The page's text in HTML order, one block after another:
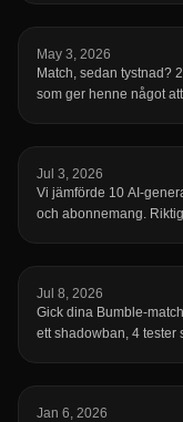
May 3, 2026
Match, sedan tystnad?
som ger henne något
Jul 3, 2026
Vi jämförde 10 AI-
och abonnemang.
Jul 8, 2026
Gick dina Bumble-
ett shadowban, 4 tester
Jan 6, 2026